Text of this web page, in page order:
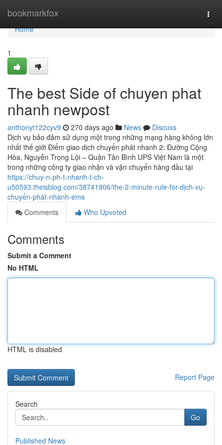
bookmarkfox
Home
Home
1
The best Side of chuyen phat
nhanh newpost
anthonyt122cyv9 270 days ago News
Discuss
Dịch vụ bảo đảm sử dụng một trong những mạng hàng không lớn
nhất thế giới Điểm giao dịch chuyển phát nhanh 2: Đường Cộng
Hòa, Nguyễn Trọng Lội – Quận Tân Bình UPS Việt Nam là một
trong những công ty giao nhận và vận chuyển hàng đầu tại
https://chuy-n-ph-t-nhanh-t-ch-
u50593.theisblog.com/38741906/the-2-minute-rule-for-dịch-vụ-
chuyển-phát-nhanh-ems
Comments
Who Upvoted
Comments
Submit a Comment
No HTML
HTML is disabled
Report Page
Search
Go
Published News